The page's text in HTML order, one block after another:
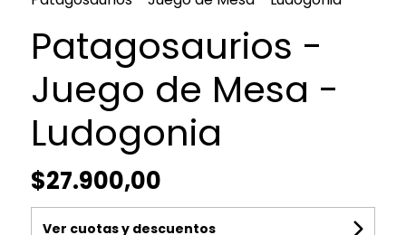
Patagosaurios -
Juego de Mesa -
Ludogonia
$27.900,00
Ver cuotas y descuentos